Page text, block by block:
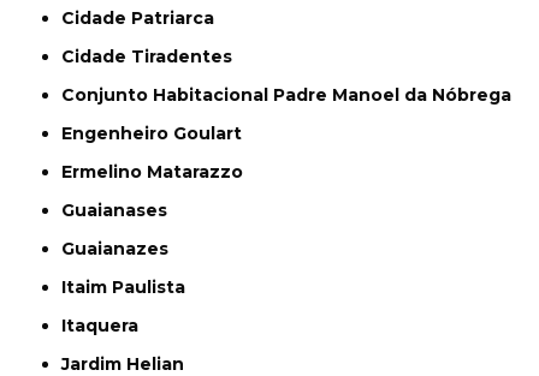
Cidade Patriarca
Cidade Tiradentes
Conjunto Habitacional Padre Manoel da Nóbrega
Engenheiro Goulart
Ermelino Matarazzo
Guaianases
Guaianazes
Itaim Paulista
Itaquera
Jardim Helian